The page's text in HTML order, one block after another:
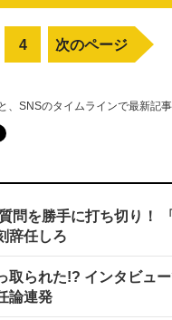
4 次のページ
、SNSのタイムラインで最新記事
問を勝手に打ち切り！
辞任しろ
取られた!? インタビュ
論連発